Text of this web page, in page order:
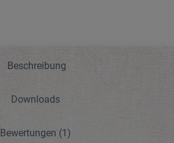
Beschreibung
Downloads
Bewertungen (1)